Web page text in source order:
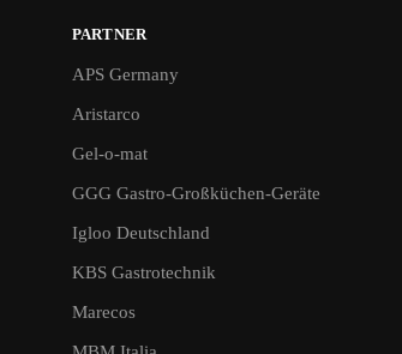
PARTNER
APS Germany
Aristarco
Gel-o-mat
GGG Gastro-Großküchen-Geräte
Igloo Deutschland
KBS Gastrotechnik
Marecos